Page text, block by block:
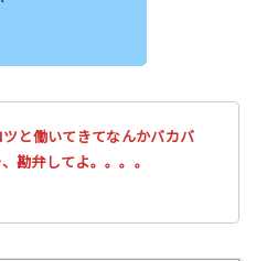
と働いてきてなんかバカバ
勘弁してよ。。。。